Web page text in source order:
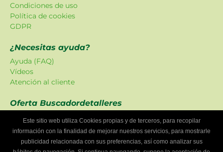
Condiciones de uso
Política de cookies
GDPR
¿Necesitas ayuda?
Ayuda (FAQ)
Vídeos
Atención al cliente
Oferta Buscadordetalleres
Las promociones han sido creadas en exclusiva para
nuestra plataforma.
¿Eres un taller mecánico?
Este sitio web utiliza Cookies propias y de terceros, para recopilar
información con la finalidad de mejorar nuestros servicios, para mostrarle
publicidad relacionada con sus preferencias, así como analizar sus